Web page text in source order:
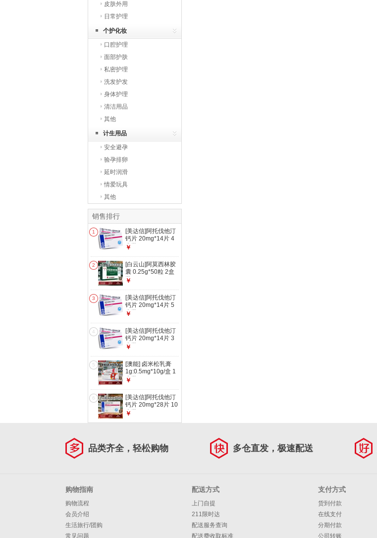
皮肤外用
日常护理
个护化妆
口腔护理
面部护肤
私密护理
洗发护发
身体护理
清洁用品
其他
计生用品
安全避孕
验孕排卵
延时润滑
情爱玩具
其他
销售排行
1
[美达信]阿托伐他汀
钙片 20mg*14片 4
盒装
￥
2
[白云山]阿莫西林胶
囊 0.25g*50粒 2盒
装
￥
3
[美达信]阿托伐他汀
钙片 20mg*14片 5
盒装
￥
4
[美达信]阿托伐他汀
钙片 20mg*14片 3
盒装
￥
5
[澳能] 卤米松乳膏
1g:0.5mg*10g/盒 1
盒装
￥
6
[美达信]阿托伐他汀
钙片 20mg*28片 10
盒装
￥
品类齐全，轻松购物 多仓直发，极速配送
购物指南
购物流程
会员介绍
生活旅行/团购
常见问题
配送方式
上门自提
211限时达
配送服务查询
配送费收取标准
支付方式
货到付款
在线支付
分期付款
公司转账